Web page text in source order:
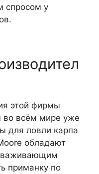
спросом у
этой фирмы
во всём мире уже
для ловли карпа
обладают
приманку по